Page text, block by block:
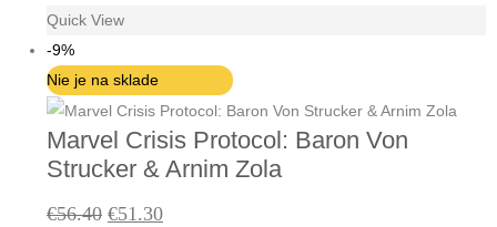
bola:
€46.10.€42.00.
Quick View
-9%
Nie je na sklade
Marvel Crisis Protocol: Baron Von
Strucker & Arnim Zola
€56.40 Pôvodná
€51.30Aktuálna